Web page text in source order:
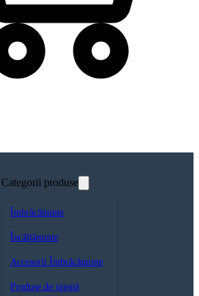
Categorii produse
Îmbrăcăminte
Încălțăminte
Accesorii Îmbrăcăminte
Produse de igienă